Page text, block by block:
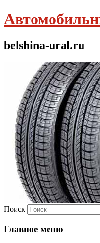
belshina-ural.ru
Поиск
Главное меню